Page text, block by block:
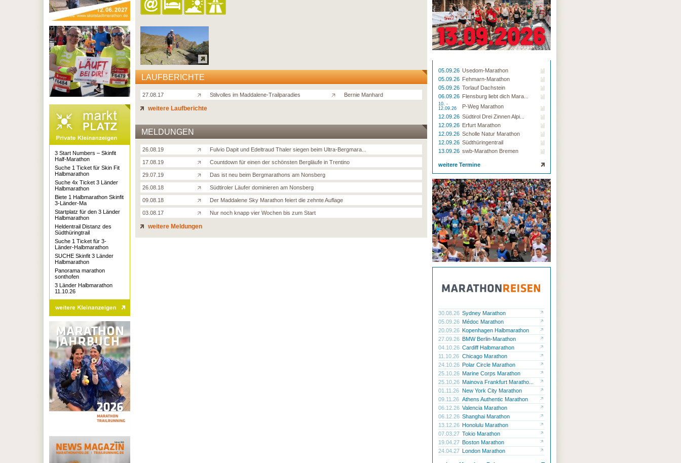
LAUFBERICHTE
27.08.17 Stilvolles im Maddalene-Trailparadies Bernie Manhard
weitere Laufberichte
MELDUNGEN
26.08.19 Fulvio Dapit und Edeltraud Thaler siegen beim Ultra-Bergmara...
17.08.19 Countdown für einen der schönsten Bergläufe in Trentino
29.07.19 Das ist neu beim Bergmarathons am Nonsberg
26.08.18 Südtiroler Läufer dominieren am Nonsberg
09.08.18 Der Maddalene Sky Marathon feiert die zehnte Auflage
03.08.17 Nur noch knapp vier Wochen bis zum Start
weitere Meldungen
05.09.26 Usedom-Marathon
05.09.26 Fehmarn-Marathon
05.09.26 Torlauf Dachstein
06.09.26 Flensburg liebt dich Mara...
10. -
12.09.26
P-Weg Marathon
12.09.26 Südtirol Drei Zinnen Alpi...
12.09.26 Erfurt Marathon
12.09.26 Scholle Natur Marathon
12.09.26 Südthüringentrail
13.09.26 swb-Marathon Bremen
weitere Termine
30.08.26 Sydney Marathon
05.09.26 Médoc Marathon
20.09.26 Kopenhagen Halbmarathon
27.09.26 BMW Berlin-Marathon
04.10.26 Cardiff Halbmarathon
11.10.26 Chicago Marathon
24.10.26 Polar Circle Marathon
25.10.26 Marine Corps Marathon
25.10.26 Mainova Frankfurt Maratho...
01.11.26 New York City Marathon
09.11.26 Athens Authentic Marathon
06.12.26 Valencia Marathon
06.12.26 Shanghai Marathon
13.12.26 Honolulu Marathon
07.03.27 Tokio Marathon
19.04.27 Boston Marathon
24.04.27 London Marathon
3 Start Numbers – Skinfit
Half-Marathon
Suche 1 Ticket für Skin Fit
Halbmarathon
Suche 4x Ticket 3 Länder
Halbmarathon
Biete 1 Halbmarathon Skinfit
3-Länder-Ma
Startplatz für den 3 Länder
Halbmarathon
Heldentrail Distanz des
Südthüringtrail
Suche 1 Ticket für 3-
Länder-Halbmarathon
SUCHE Skinfit 3 Länder
Halbmarathon
Panorama marathon
sonthofen
3 Länder Halbmarathon
11.10.26